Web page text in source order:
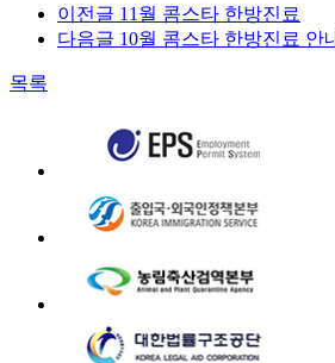
이전글 11월 콤스타 한방진료
다음글 10월 콤스타 한방진료 안
목록